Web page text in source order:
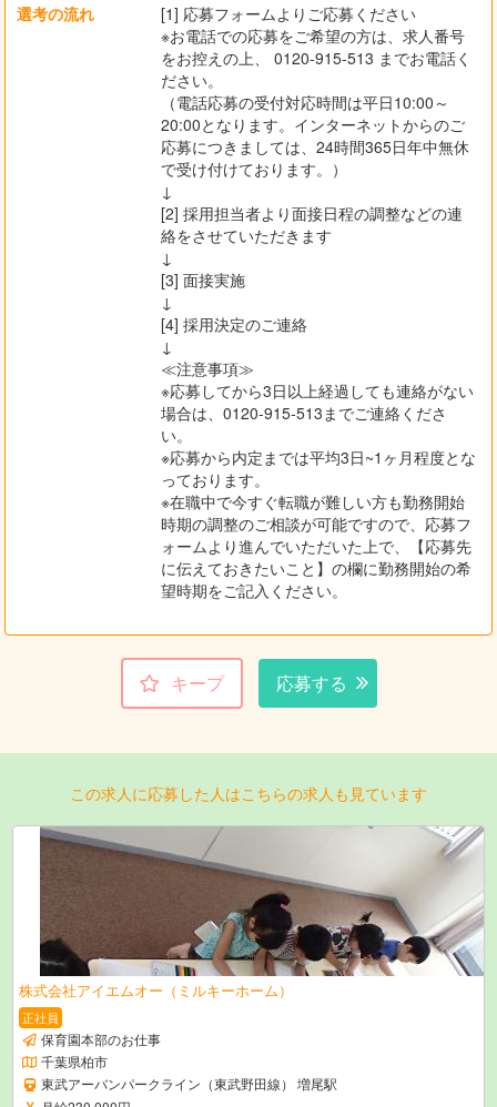
選考の流れ
[1] 応募フォームよりご応募ください
※お電話での応募をご希望の方は、求人番号
をお控えの上、 0120-915-513 までお電話く
ださい。
（電話応募の受付対応時間は平日10:00～
20:00となります。インターネットからのご
応募につきましては、24時間365日年中無休
で受け付けております。）
↓
[2] 採用担当者より面接日程の調整などの連
絡をさせていただきます
↓
[3] 面接実施
↓
[4] 採用決定のご連絡
↓
≪注意事項≫
※応募してから3日以上経過しても連絡がない
場合は、0120-915-513までご連絡くださ
い。
※応募から内定までは平均3日~1ヶ月程度とな
っております。
※在職中で今すぐ転職が難しい方も勤務開始
時期の調整のご相談が可能ですので、応募フ
ォームより進んでいただいた上で、【応募先
に伝えておきたいこと】の欄に勤務開始の希
望時期をご記入ください。
キープ 応募する
この求人に応募した人はこちらの求人も見ています
株式会社アイエムオー（ミルキーホーム）
正社員
保育園本部のお仕事
千葉県柏市
東武アーバンパークライン（東武野田線） 増尾駅